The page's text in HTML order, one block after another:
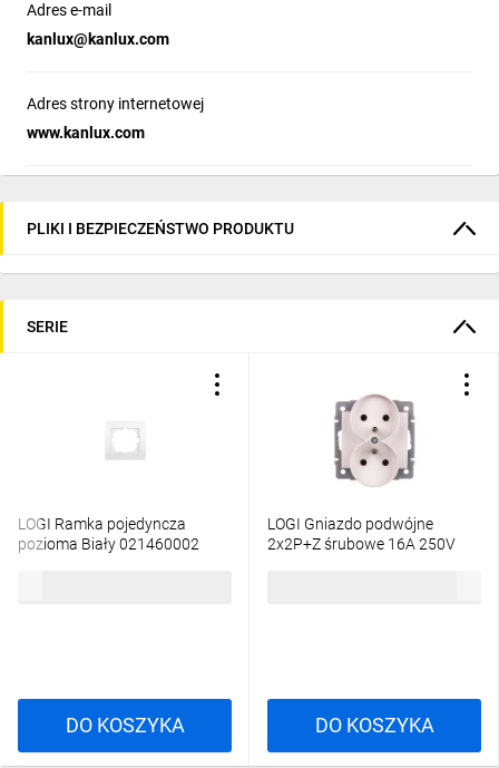
Adres e-mail
kanlux@kanlux.com
Adres strony internetowej
www.kanlux.com
PLIKI I BEZPIECZEŃSTWO PRODUKTU
SERIE
LOGI Ramka pojedyncza
pozioma Biały 021460002
DO KOSZYKA
LOGI Gniazdo podwójne
2x2P+Z śrubowe 16A 250V
DO KOSZYKA